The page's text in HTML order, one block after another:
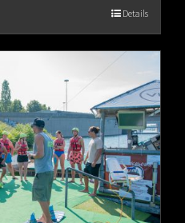
Details